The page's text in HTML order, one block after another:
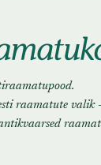
raamatute valik